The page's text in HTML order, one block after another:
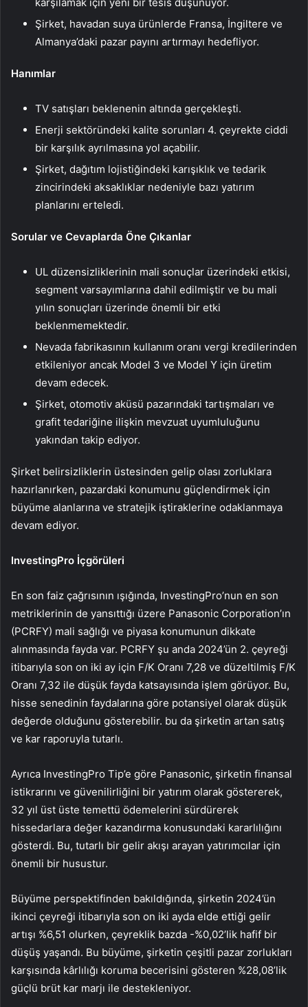
Şirket, havadan suya ürünlerde Fransa, İngiltere ve
Almanya’daki pazar payını artırmayı hedefliyor.
Hanımlar
TV satışları beklenenin altında gerçekleşti.
Enerji sektöründeki kalite sorunları 4. çeyrekte ciddi
bir karşılık ayrılmasına yol açabilir.
Şirket, dağıtım lojistiğindeki karışıklık ve tedarik
zincirindeki aksaklıklar nedeniyle bazı yatırım
planlarını erteledi.
Sorular ve Cevaplarda Öne Çıkanlar
UL düzensizliklerinin mali sonuçlar üzerindeki etkisi,
segment varsayımlarına dahil edilmiştir ve bu mali
yılın sonuçları üzerinde önemli bir etki
beklenmemektedir.
Nevada fabrikasının kullanım oranı vergi kredilerinden
etkileniyor ancak Model 3 ve Model Y için üretim
devam edecek.
Şirket, otomotiv aküsü pazarındaki tartışmaları ve
grafit tedariğine ilişkin mevzuat uyumluluğunu
yakından takip ediyor.
Şirket belirsizliklerin üstesinden gelip olası zorluklara
hazırlanırken, pazardaki konumunu güçlendirmek için
büyüme alanlarına ve stratejik iştiraklerine odaklanmaya
devam ediyor.
InvestingPro İçgörüleri
En son faiz çağrısının ışığında, InvestingPro’nun en son
metriklerinin de yansıttığı üzere Panasonic Corporation’ın
(PCRFY) mali sağlığı ve piyasa konumunun dikkate
alınmasında fayda var. PCRFY şu anda 2024’ün 2. çeyreği
itibarıyla son on iki ay için F/K Oranı 7,28 ve düzeltilmiş F/K
Oranı 7,32 ile düşük fayda katsayısında işlem görüyor. Bu,
hisse senedinin faydalarına göre potansiyel olarak düşük
değerde olduğunu gösterebilir. bu da şirketin artan satış
ve kar raporuyla tutarlı.
Ayrıca InvestingPro Tip’e göre Panasonic, şirketin finansal
istikrarını ve güvenilirliğini bir yatırım olarak göstererek,
32 yıl üst üste temettü ödemelerini sürdürerek
hissedarlara değer kazandırma konusundaki kararlılığını
gösterdi. Bu, tutarlı bir gelir akışı arayan yatırımcılar için
önemli bir husustur.
Büyüme perspektifinden bakıldığında, şirketin 2024’ün
ikinci çeyreği itibarıyla son on iki ayda elde ettiği gelir
artışı %6,51 olurken, çeyreklik bazda -%0,02’lik hafif bir
düşüş yaşandı. Bu büyüme, şirketin çeşitli pazar zorlukları
karşısında kârlılığı koruma becerisini gösteren %28,08’lik
güçlü brüt kar marjı ile destekleniyor.